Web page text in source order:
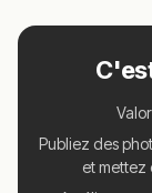
Publiez des
et mettez